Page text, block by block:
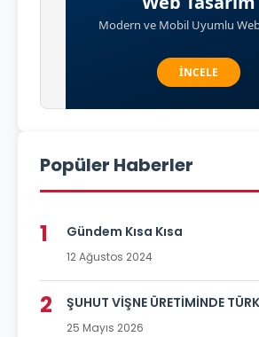
Popüler Haberler
1 Gündem Kısa Kısa
12 Ağustos 2024
2 ŞUHUT VİŞNE ÜRETİMİNDE
25 Mayıs 2026